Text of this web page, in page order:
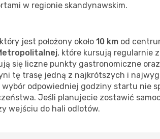
w regionie skandynawskim.
jest położony około 10 km od
, które kursują regularnie
się liczne punkty gastronomiczne oraz
tę trasę jedną z najkrótszych i
odpowiedniej godziny startu nie
Jeśli planujecie zostawić
wejściu do hali odlotów.